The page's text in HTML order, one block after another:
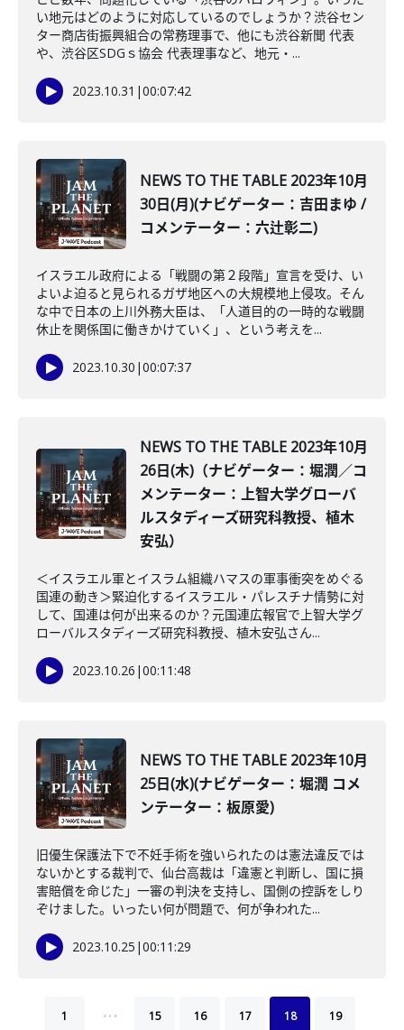
い地元はどのように対応しているのでしょうか？渋谷セン
ター商店街振興組合の常務理事で、他にも渋谷新聞 代表
や、渋谷区SDGｓ協会 代表理事など、地元・...
2023.10.31 |00:07:42
NEWS TO THE TABLE 2023年10月
30日(月)(ナビゲーター：吉田まゆ /
コメンテーター：六辻彰二)
イスラエル政府による「戦闘の第２段階」宣言を受け、い
よいよ迫ると見られるガザ地区への大規模地上侵攻。そん
な中で日本の上川外務大臣は、「人道目的の一時的な戦闘
休止を関係国に働きかけていく」、という考えを...
2023.10.30 |00:07:37
NEWS TO THE TABLE 2023年10月
26日(木)（ナビゲーター：堀潤／コ
メンテーター：上智大学グローバ
ルスタディーズ研究科教授、植木
安弘）
＜イスラエル軍とイスラム組織ハマスの軍事衝突をめぐる
国連の動き＞緊迫化するイスラエル・パレスチナ情勢に対
して、国連は何が出来るのか？元国連広報官で上智大学グ
ローバルスタディーズ研究科教授、植木安弘さん...
2023.10.26 |00:11:48
NEWS TO THE TABLE 2023年10月
25日(水)(ナビゲーター：堀潤 コメ
ンテーター：板原愛)
旧優生保護法下で不妊手術を強いられたのは憲法違反では
ないかとする裁判で、仙台高裁は「違憲と判断し、国に損
害賠償を命じた」一審の判決を支持し、国側の控訴をしり
ぞけました。いったい何が問題で、何が争われた...
2023.10.25 |00:11:29
1 … 15 16 17 18 19